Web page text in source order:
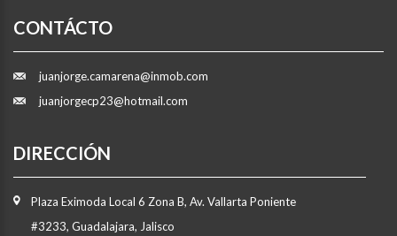
CONTÁCTO
juanjorge.camarena@inmob.com
juanjorgecp23@hotmail.com
DIRECCIÓN
Plaza Eximoda Local 6 Zona B, Av. Vallarta Poniente
#3233, Guadalajara, Jalisco